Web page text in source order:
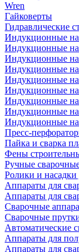
Wren
Гайковерты
Гидравлические
Индукционные
Индукционные
Индукционные
Индукционные
Индукционные
Индукционные
Индукционные
Индукционные
Индукционные
Пресс-
Пайка и сварка
Фены
Ручные
Ролики и
Аппараты для
Аппараты для
Сварочные
Сварочные
Автоматические
Аппараты для
Аппараты для